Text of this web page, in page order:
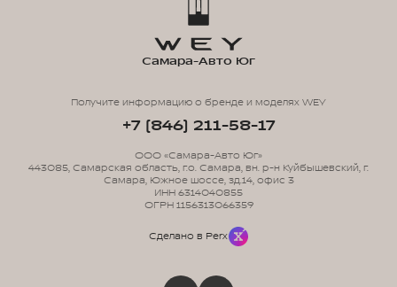
Самара-Авто Юг
Получите информацию о бренде и моделях WEY
+7 (846) 211-58-17
ООО «Самара-Авто Юг»
443085, Самарская область, г.о. Самара, вн. р-н Куйбышевский, г.
Самара, Южное шоссе, зд.14, офис 3
ИНН 6314040855
ОГРН 1156313066359
Сделано в Perx